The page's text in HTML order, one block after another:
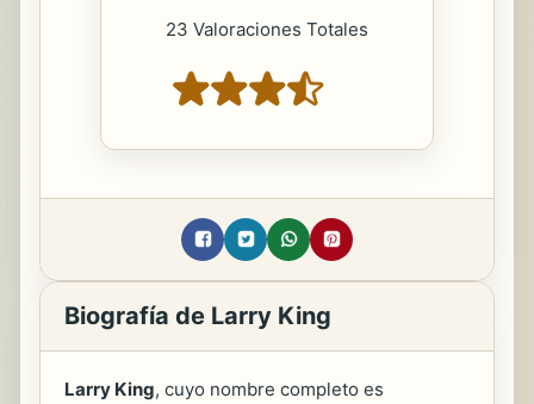
23 Valoraciones Totales
Biografía de Larry King
Larry King, cuyo nombre completo es